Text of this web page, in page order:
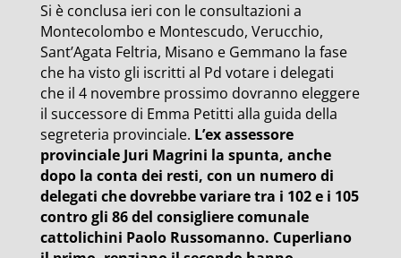
Si è conclusa ieri con le consultazioni a
Montecolombo e Montescudo, Verucchio,
Sant’Agata Feltria, Misano e Gemmano la fase
che ha visto gli iscritti al Pd votare i delegati
che il 4 novembre prossimo dovranno eleggere
il successore di Emma Petitti alla guida della
segreteria provinciale. L’ex assessore
provinciale Juri Magrini la spunta, anche
dopo la conta dei resti, con un numero di
delegati che dovrebbe variare tra i 102 e i 105
contro gli 86 del consigliere comunale
cattolichini Paolo Russomanno. Cuperliano